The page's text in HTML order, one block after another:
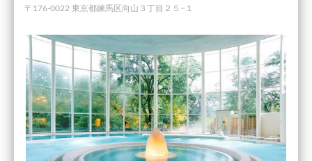
〒176-0022 東京都練馬区向山３丁目２５−１